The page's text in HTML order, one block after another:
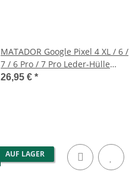
MATADOR Google Pixel 4 XL / 6 /
7 / 6 Pro / 7 Pro Leder-Hülle
Schwarz
26,95 € *
AUF LAGER